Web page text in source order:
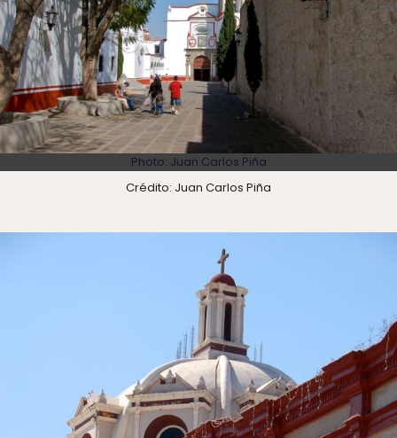
Photo: Juan Carlos Piña
Crédito: Juan Carlos Piña